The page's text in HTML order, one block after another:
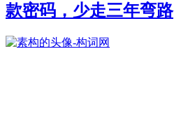
款密码，少走三年弯路